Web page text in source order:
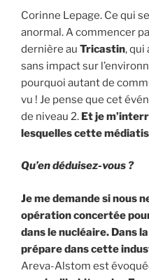
Corinne Lepage. Ce qui
anormal. A commencer
dernière au Tricastin, qui
sans impact sur
pourquoi autant de
vu ! Je pense que cet
de niveau 2. Et je
lesquelles cette
Qu’en déduisez-vous ?
Je me demande si nous
opération concertée
dans le nucléaire. Dans
prépare dans cette
Areva-Alstom est